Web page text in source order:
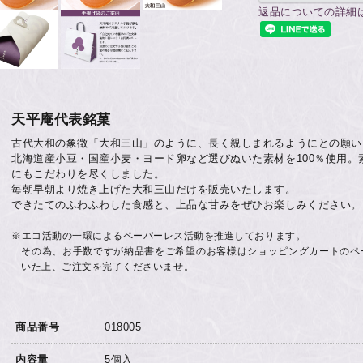
返品についての詳細
天平庵代表銘菓
古代大和の象徴「大和三山」のように、長く親しまれるようにとの願
北海道産小豆・国産小麦・ヨード卵など選びぬいた素材を100％使用
にもこだわりを尽くしました。
毎朝早朝より焼き上げた大和三山だけを販売いたします。
できたてのふわふわした食感と、上品な甘みをぜひお楽しみください。
※エコ活動の一環によるペーパーレス活動を推進しております。
その為、お手数ですが納品書をご希望のお客様はショッピングカートの
いた上、ご注文を完了くださいませ。
商品番号 018005
内容量 5個入